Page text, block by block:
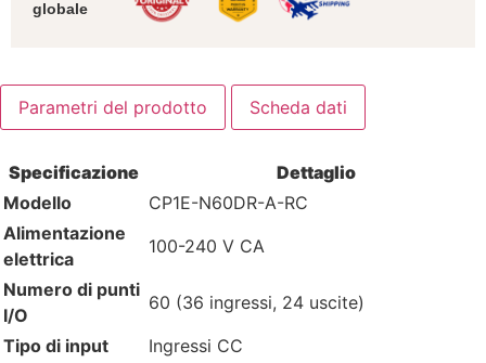
globale
Parametri del prodotto Scheda dati
Specificazione
Dettaglio
Modello
CP1E-N60DR-A-RC
Alimentazione
elettrica
100-240 V CA
Numero di punti
I/O
60 (36 ingressi, 24 uscite)
Tipo di input
Ingressi CC